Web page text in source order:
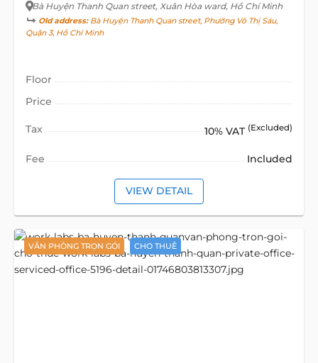
Bà Huyện Thanh Quan street, Xuân Hòa ward, Hồ Chí Minh
Old address:Bà Huyện Thanh Quan street, Phường Võ Thị Sáu,
Quận 3, Hồ Chí Minh
Floor
Price
Tax 10% VAT (Excluded)
Fee Included
VIEW DETAIL
VĂN PHÒNG TRỌN GÓI CHO THUÊ